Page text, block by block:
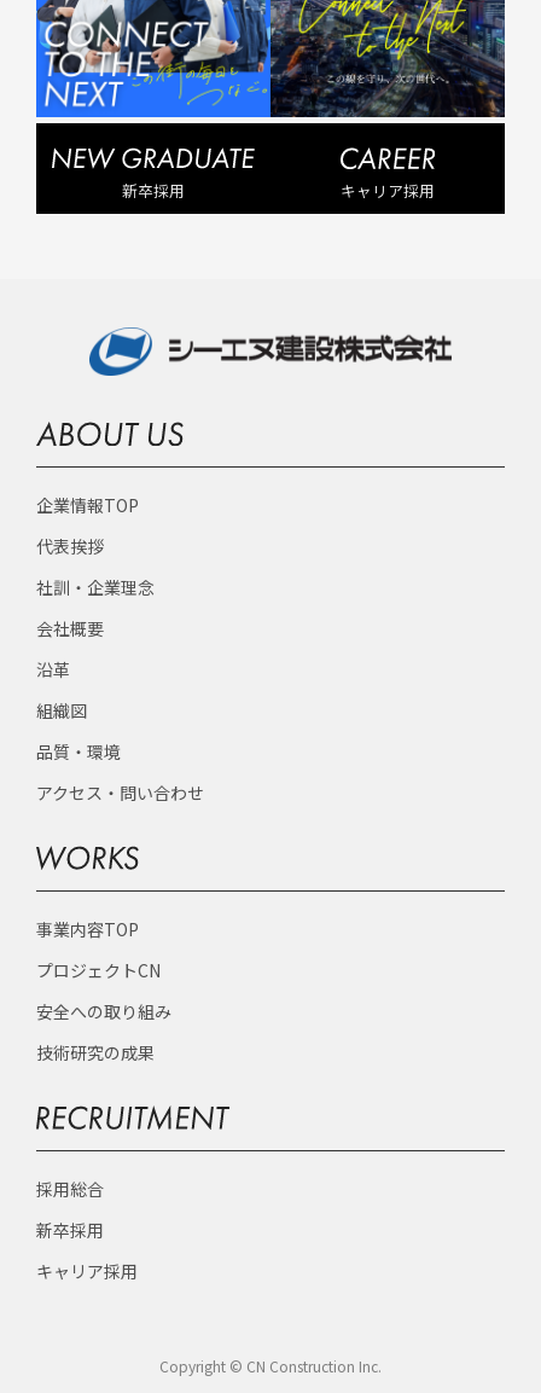
新卒採用 キャリア採用
企業情報TOP
代表挨拶
社訓・企業理念
会社概要
沿革
組織図
品質・環境
アクセス・問い合わせ
事業内容TOP
プロジェクトCN
安全への取り組み
技術研究の成果
採用総合
新卒採用
キャリア採用
Copyright © CN Construction Inc.